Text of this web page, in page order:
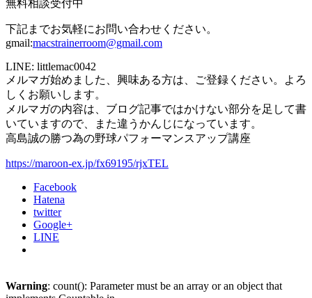
無料相談受付中
下記までお気軽にお問い合わせください。
gmail:macstrainerroom@gmail.com
LINE: littlemac0042
メルマガ始めました、興味ある方は、ご登録ください。よろ
しくお願いします。
メルマガの内容は、ブログ記事ではかけない部分を足して書
いていますので、また違うかんじになっています。
高島誠の勝つ為の野球パフォーマンスアップ講座
https://maroon-ex.jp/fx69195/rjxTEL
Facebook
Hatena
twitter
Google+
LINE
Warning: count(): Parameter must be an array or an object that